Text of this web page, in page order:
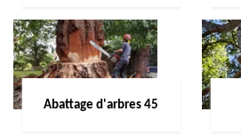
Abattage d'arbres 45